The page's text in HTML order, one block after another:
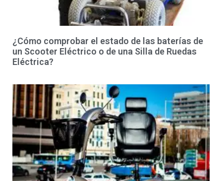
¿Cómo comprobar el estado de las baterías de
un Scooter Eléctrico o de una Silla de Ruedas
Eléctrica?